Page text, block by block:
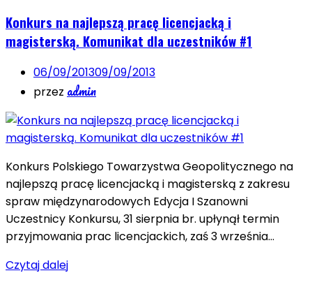
Konkurs na najlepszą pracę licencjacką i
magisterską. Komunikat dla uczestników #1
06/09/201309/09/2013
przez admin
Konkurs Polskiego Towarzystwa Geopolitycznego na
najlepszą pracę licencjacką i magisterską z zakresu
spraw międzynarodowych Edycja I Szanowni
Uczestnicy Konkursu, 31 sierpnia br. upłynął termin
przyjmowania prac licencjackich, zaś 3 września…
Czytaj dalej